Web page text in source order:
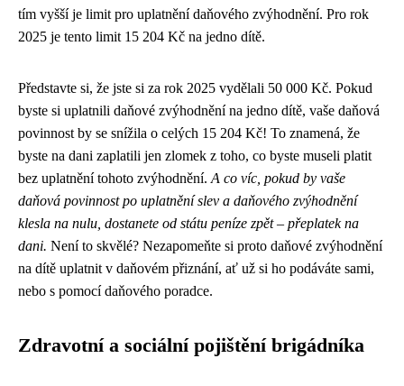
tím vyšší je limit pro uplatnění daňového zvýhodnění. Pro rok
2025 je tento limit 15 204 Kč na jedno dítě.
Představte si, že jste si za rok 2025 vydělali 50 000 Kč. Pokud
byste si uplatnili daňové zvýhodnění na jedno dítě, vaše daňová
povinnost by se snížila o celých 15 204 Kč! To znamená, že
byste na dani zaplatili jen zlomek z toho, co byste museli platit
bez uplatnění tohoto zvýhodnění. A co víc, pokud by vaše
daňová povinnost po uplatnění slev a daňového zvýhodnění
klesla na nulu, dostanete od státu peníze zpět – přeplatek na
dani. Není to skvělé? Nezapomeňte si proto daňové zvýhodnění
na dítě uplatnit v daňovém přiznání, ať už si ho podáváte sami,
nebo s pomocí daňového poradce.
Zdravotní a sociální pojištění brigádníka